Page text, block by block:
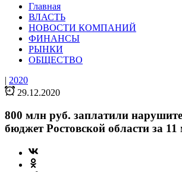
Главная
ВЛАСТЬ
НОВОСТИ КОМПАНИЙ
ФИНАНСЫ
РЫНКИ
ОБЩЕСТВО
| 2020
29.12.2020
800 млн руб. заплатили
бюджет Ростовской области за 11